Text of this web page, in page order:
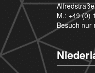
M.: +49 (0)
Besuch nur